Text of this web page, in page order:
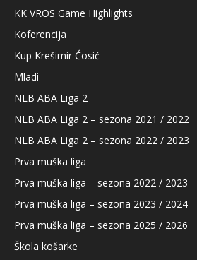
KK VROS Game Highlights
Koferencija
Kup Krešimir Ćosić
Mladi
NLB ABA Liga 2
NLB ABA Liga 2 – sezona 2021 / 2022
NLB ABA Liga 2 – sezona 2022 / 2023
Prva muška liga
Prva muška liga – sezona 2022 / 2023
Prva muška liga – sezona 2023 / 2024
Prva muška liga – sezona 2025 / 2026
Škola košarke